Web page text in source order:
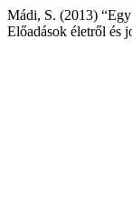
Mádi, S. (2013)
Előadások életről és